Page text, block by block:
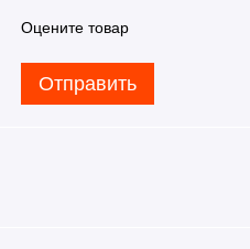
Оцените товар
Отправить